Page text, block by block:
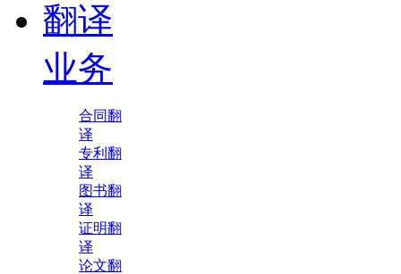
翻译
业务
合同翻
译
专利翻
译
图书翻
译
证明翻
译
论文翻